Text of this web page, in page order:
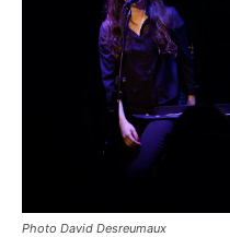
Photo David Desreumaux